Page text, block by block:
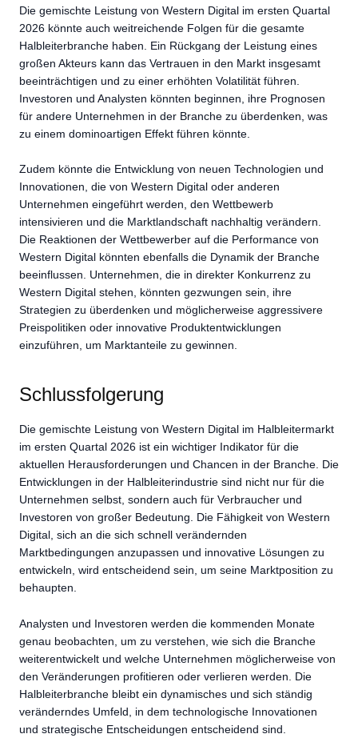
Die gemischte Leistung von Western Digital im ersten Quartal
2026 könnte auch weitreichende Folgen für die gesamte
Halbleiterbranche haben. Ein Rückgang der Leistung eines
großen Akteurs kann das Vertrauen in den Markt insgesamt
beeinträchtigen und zu einer erhöhten Volatilität führen.
Investoren und Analysten könnten beginnen, ihre Prognosen
für andere Unternehmen in der Branche zu überdenken, was
zu einem dominoartigen Effekt führen könnte.
Zudem könnte die Entwicklung von neuen Technologien und
Innovationen, die von Western Digital oder anderen
Unternehmen eingeführt werden, den Wettbewerb
intensivieren und die Marktlandschaft nachhaltig verändern.
Die Reaktionen der Wettbewerber auf die Performance von
Western Digital könnten ebenfalls die Dynamik der Branche
beeinflussen. Unternehmen, die in direkter Konkurrenz zu
Western Digital stehen, könnten gezwungen sein, ihre
Strategien zu überdenken und möglicherweise aggressivere
Preispolitiken oder innovative Produktentwicklungen
einzuführen, um Marktanteile zu gewinnen.
Schlussfolgerung
Die gemischte Leistung von Western Digital im Halbleitermarkt
im ersten Quartal 2026 ist ein wichtiger Indikator für die
aktuellen Herausforderungen und Chancen in der Branche. Die
Entwicklungen in der Halbleiterindustrie sind nicht nur für die
Unternehmen selbst, sondern auch für Verbraucher und
Investoren von großer Bedeutung. Die Fähigkeit von Western
Digital, sich an die sich schnell verändernden
Marktbedingungen anzupassen und innovative Lösungen zu
entwickeln, wird entscheidend sein, um seine Marktposition zu
behaupten.
Analysten und Investoren werden die kommenden Monate
genau beobachten, um zu verstehen, wie sich die Branche
weiterentwickelt und welche Unternehmen möglicherweise von
den Veränderungen profitieren oder verlieren werden. Die
Halbleiterbranche bleibt ein dynamisches und sich ständig
veränderndes Umfeld, in dem technologische Innovationen
und strategische Entscheidungen entscheidend sind.